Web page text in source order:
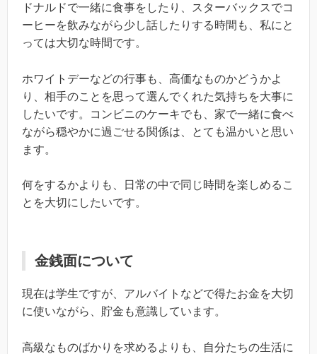
ドナルドで一緒に食事をしたり、スターバックスでコ
ーヒーを飲みながら少し話したりする時間も、私にと
っては大切な時間です。
ホワイトデーなどの行事も、高価なものかどうかよ
り、相手のことを思って選んでくれた気持ちを大事に
したいです。コンビニのケーキでも、家で一緒に食べ
ながら穏やかに過ごせる関係は、とても温かいと思い
ます。
何をするかよりも、日常の中で同じ時間を楽しめるこ
とを大切にしたいです。
金銭面について
現在は学生ですが、アルバイトなどで得たお金を大切
に使いながら、貯金も意識しています。
高級なものばかりを求めるよりも、自分たちの生活に